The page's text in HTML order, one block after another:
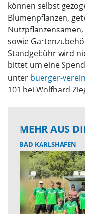
können selbst
Blumenpflanzen,
sowie
Standgebühr wird
bittet um eine
unter buerger-
101 bei Wolfhard
MEHR AUS
BAD KARLSHAFEN